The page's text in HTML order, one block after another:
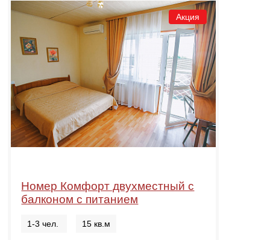
Акция
Номер Комфорт двухместный с
балконом с питанием
1-3 чел. 15 кв.м